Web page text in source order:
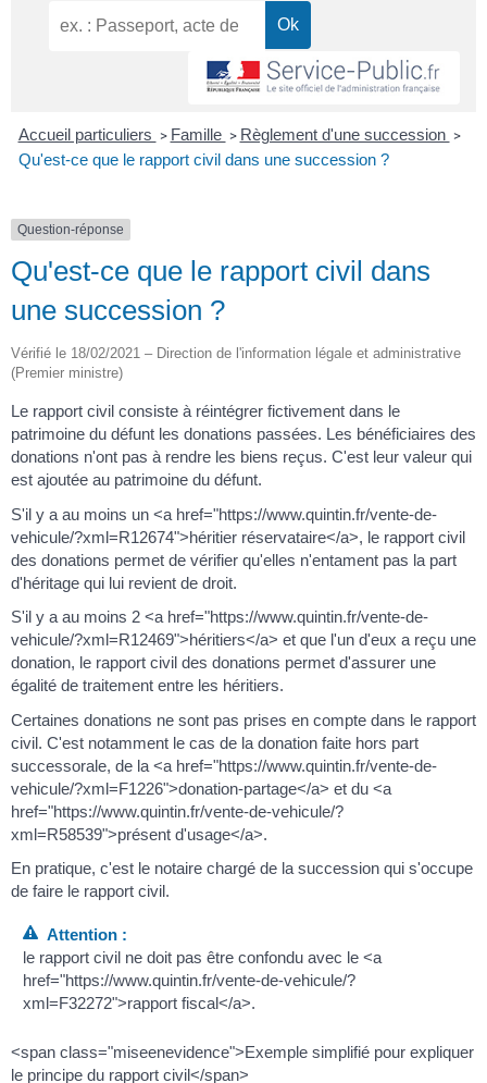
Accueil particuliers > Famille > Règlement d'une succession >
Qu'est-ce que le rapport civil dans une succession ?
Question-réponse
Qu'est-ce que le rapport civil dans
une succession ?
Vérifié le 18/02/2021 – Direction de l'information légale et administrative
(Premier ministre)
Le rapport civil consiste à réintégrer fictivement dans le
patrimoine du défunt les donations passées. Les bénéficiaires des
donations n'ont pas à rendre les biens reçus. C'est leur valeur qui
est ajoutée au patrimoine du défunt.
S'il y a au moins un <a href="https://www.quintin.fr/vente-de-
vehicule/?xml=R12674">héritier réservataire</a>, le rapport civil
des donations permet de vérifier qu'elles n'entament pas la part
d'héritage qui lui revient de droit.
S'il y a au moins 2 <a href="https://www.quintin.fr/vente-de-
vehicule/?xml=R12469">héritiers</a> et que l'un d'eux a reçu une
donation, le rapport civil des donations permet d'assurer une
égalité de traitement entre les héritiers.
Certaines donations ne sont pas prises en compte dans le rapport
civil. C'est notamment le cas de la donation faite hors part
successorale, de la <a href="https://www.quintin.fr/vente-de-
vehicule/?xml=F1226">donation-partage</a> et du <a
href="https://www.quintin.fr/vente-de-vehicule/?
xml=R58539">présent d'usage</a>.
En pratique, c'est le notaire chargé de la succession qui s'occupe
de faire le rapport civil.
Attention :
le rapport civil ne doit pas être confondu avec le <a
href="https://www.quintin.fr/vente-de-vehicule/?
xml=F32272">rapport fiscal</a>.
<span class="miseenevidence">Exemple simplifié pour expliquer
le principe du rapport civil</span>